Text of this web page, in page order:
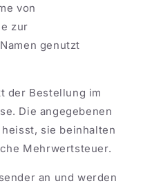
von
zur
genutzt
der Bestellung im
Die angegebenen
sie beinhalten
Mehrwertsteuer.
an und werden